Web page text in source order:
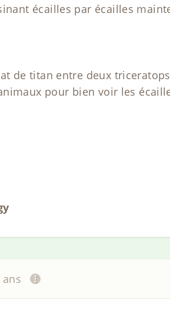
écailles par écailles
de titan entre deux
pour bien voir les